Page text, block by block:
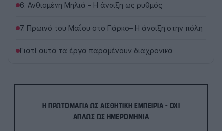
6. Ανθισμένη Μηλιά – Η άνοιξη ως ρυθμός
7. Πρωινό του Μαΐου στο Πάρκο– Η άνοιξη στην πόλη
Γιατί αυτά τα έργα παραμένουν διαχρονικά
Η ΠΡΩΤΟΜΑΓΙΆ ΩΣ ΑΙΣΘΗΤΙΚΉ ΕΜΠΕΙΡΊΑ – ΌΧΙ
ΑΠΛΏΣ ΩΣ ΗΜΕΡΟΜΗΝΊΑ